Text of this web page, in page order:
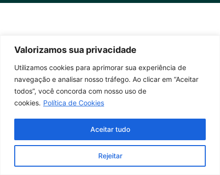
Valorizamos sua privacidade
Utilizamos cookies para aprimorar sua experiência de
navegação e analisar nosso tráfego. Ao clicar em “Aceitar
todos”, você concorda com nosso uso de
cookies. Política de Cookies
Rejeitar
Aceitar tudo